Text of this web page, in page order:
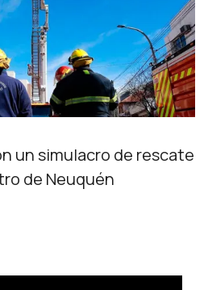
un simulacro de rescate
de Neuquén